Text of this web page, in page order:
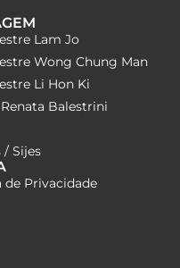
Lam Jo
Wong Chung Man
Li Hon Ki
Balestrini
/ Sijes
de Privacidade